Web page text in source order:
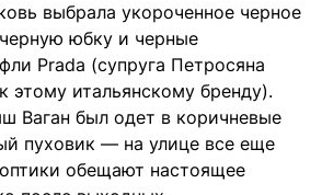
выбрала укороченное черное
юбку и черные
Prada (супруга Петросяна
этому итальянскому бренду).
Ваган был одет в коричневые
пуховик — на улице все еще
обещают настоящее